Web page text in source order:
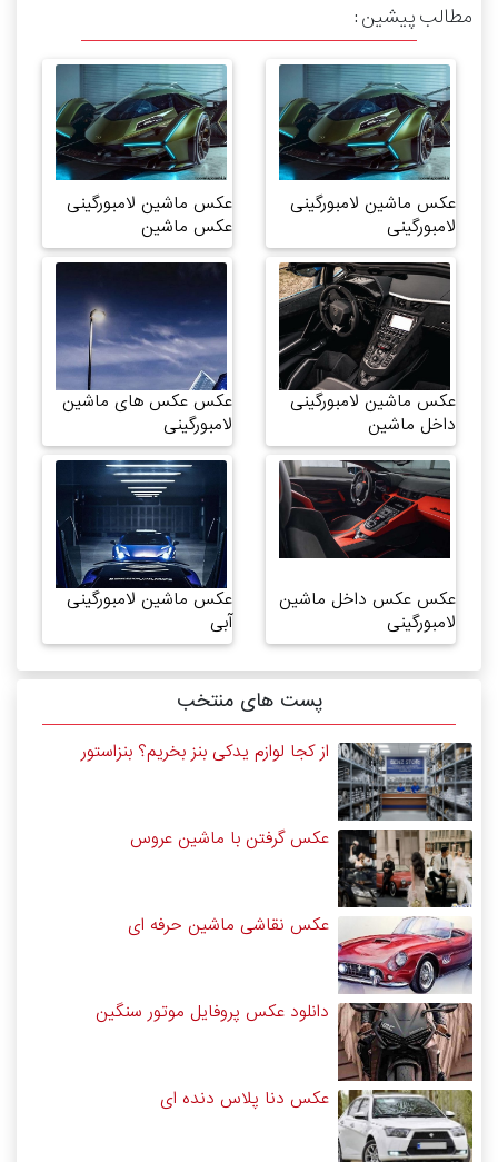
مطالب پیشین :
عکس ماشین لامبورگینی
لامبورگینی
عکس ماشین لامبورگینی
عکس ماشین
عکس ماشین لامبورگینی
داخل ماشین
عکس عکس های ماشین
لامبورگینی
عکس عکس داخل ماشین
لامبورگینی
عکس ماشین لامبورگینی
آبی
پست های منتخب
از کجا لوازم یدکی بنز بخریم؟ بنزاستور
عکس گرفتن با ماشین عروس
عکس نقاشی ماشین حرفه ای
دانلود عکس پروفایل موتور سنگین
عکس دنا پلاس دنده ای